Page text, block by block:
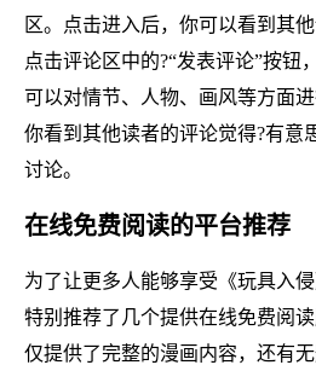
区。点击进入后，你可以看到其
点击评论区中的?“发表评论”按钮
可以对情节、人物、画风等方面
你看到其他读者的评论觉得?有意
讨论。
在线免费阅读的平台推荐
为了让更多人能够享受《玩具入
特别推荐了几个提供在线免费阅
仅提供了完整的漫画内容，还有